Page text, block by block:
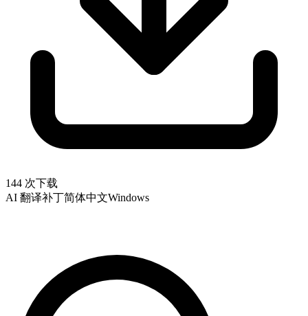
144 次下载
AI 翻译补丁简体中文Windows